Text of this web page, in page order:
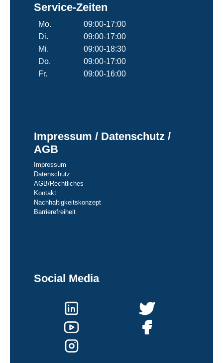
Service-Zeiten
Mo.
09:00-17:00
Di.
09:00-17:00
Mi.
09:00-18:30
Do.
09:00-17:00
Fr.
09:00-16:00
Impressum / Datenschutz /
AGB
Impressum
Datenschutz
AGB/Rechtliches
Kontakt
Nachhaltigkeitskonzept
Barrierefreiheit
Social Media